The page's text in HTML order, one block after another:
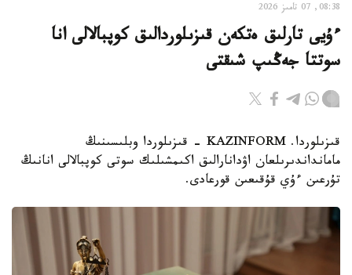
08:38, 07 تامىز 2026
ءۇيى تارلىق ەتكەن قىزىلوردالىق كوپبالالى انا
سوتتا جەڭىپ شىقتى
قىزىلوردا. KAZINFORM - قىزىلوردا وبلىسىنىڭ
مامانداندىرىلعان اۋدانارالىق اكىمشىلىك سوتى كوپبالالى انانىڭ
تۇرعىن ءۇي قۇقىعىن قورعادى.